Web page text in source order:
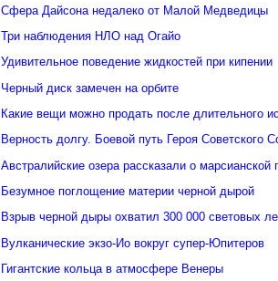
Сфера Дайсона недалеко от Малой Медведицы
Три наблюдения НЛО над Огайо
Удивительное поведение жидкостей при кипении
Черный диск замечен на орбите
Какие вещи можно продать после длительного
Верность долгу. Боевой путь Героя Советского
Австралийские озера рассказали о марсианской
Безумное поглощение материи черной дырой
Взрыв черной дыры охватил 300 000 световых
Вулканические экзо-Ио вокруг супер-Юпитеров
Гигантские кольца в атмосфере Венеры